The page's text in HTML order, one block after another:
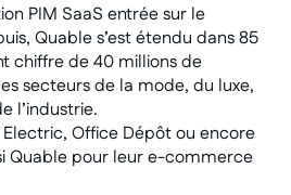
PIM SaaS entrée sur le
Quable s’est étendu dans 85
chiffre de 40 millions de
secteurs de la mode, du luxe,
l’industrie.
Office Dépôt ou encore
Quable pour leur e-commerce